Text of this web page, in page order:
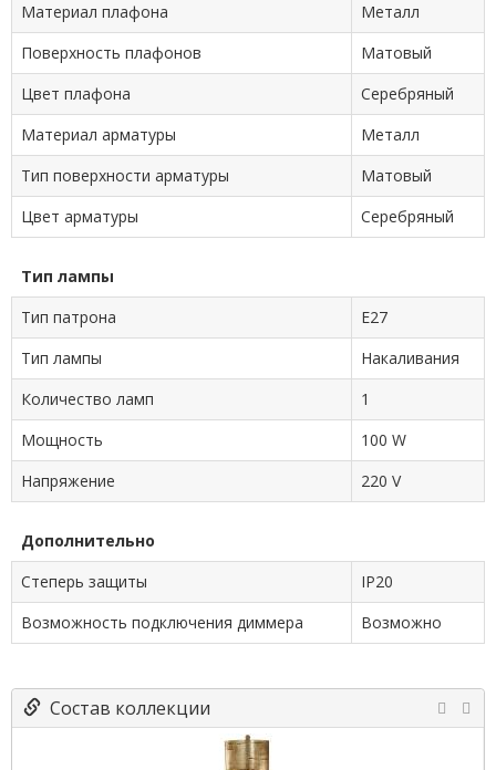
Материал плафона
Металл
Поверхность плафонов
Матовый
Цвет плафона
Серебряный
Материал арматуры
Металл
Тип поверхности арматуры
Матовый
Цвет арматуры
Серебряный
Тип лампы
Тип патрона
E27
Тип лампы
Накаливания
Количество ламп
1
Мощность
100 W
Напряжение
220 V
Дополнительно
Степерь защиты
IP20
Возможность подключения диммера
Возможно
Состав коллекции